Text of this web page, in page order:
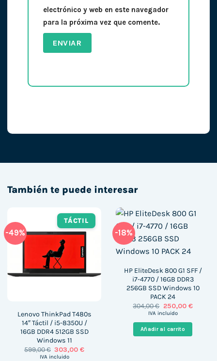
electrónico y web en este navegador
para la próxima vez que comente.
También te puede interesar
-49%
TÁCTIL
Lenovo ThinkPad T480s
14″ Táctil / i5-8350U /
16GB DDR4 512GB SSD
Windows 11
599,00€ El
precio
303,00€El
IVA incluido
-18%
HP EliteDesk 800 G1 SFF /
i7-4770 / 16GB DDR3
256GB SSD Windows 10
PACK 24
304,00€ El
precio
era:
304,00 €.
250,00 €El
es:
IVA incluido
Añadir al carrito